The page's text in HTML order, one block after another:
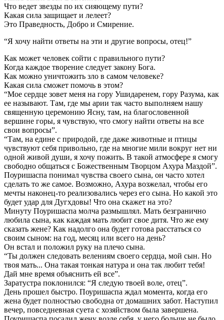
Что ведет звезды по их сияющему пути?
Какая сила защищает и лелеет?
Это Праведность, Добро и Смирение.
“Я хочу найти ответы на эти и другие вопросы, отец!”
Как может человек сойти с правильного пути?
Когда каждое творение следует закону Бога.
Как можно уничтожить зло в самом человеке?
Какая сила сможет помочь в этом?
“Мое сердце зовет меня на гору Ушидаренем, гору Разума, как
ее называют. Там, где мы арии так часто выполняем нашу
священную церемонию Ясну, там, на благословенной
вершине горы, я чувствую, что смогу найти ответы на все
свои вопросы”.
“Там, на едине с природой, где даже животные и птицы
чувствуют себя привольно, где на многие мили вокруг нет ни
одной живой души, я хочу пожить. В такой атмосфере я смогу
свободно общаться с Божественным Творцом Ахура Маздой”.
Поуришаспа понимал чувства своего сына, он часто хотел
сделать то же самое. Возможно, Ахура возжелал, чтобы его
мечты наконец-то реализовались через его сына. Но какой это
будет удар для Дугхдовы! Что она скажет на это?
Минуту Поуришаспа молча размышлял. Мать безгранично
любила сына, как каждая мать любит свое дитя. Что же ему
сказать жене? Как надолго она будет готова расстаться со
своим сыном: на год, месяц или всего на день?
Он встал и положил руку на плечо сына.
“Ты должен следовать велениям своего сердца, мой сын. Но
твоя мать... Она такая тонкая натура и она так любит тебя!
Дай мне время объяснить ей все”.
Заратустра поклонился: “Я следую твоей воле, отец”.
День прошел быстро. Поуришаспа ждал момента, когда его
жена будет полностью свободна от домашних забот. Наступил
вечер, повседневная суета с хозяйством была завершена.